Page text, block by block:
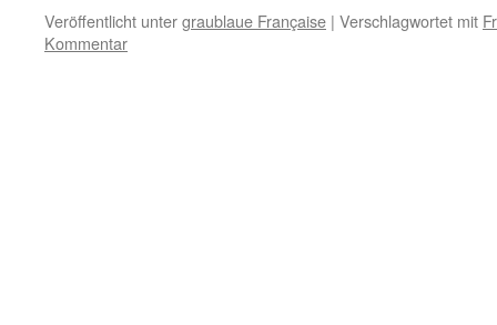
Veröffentlicht untergraublaue Française | Verschlagwortet mit
Kommentar